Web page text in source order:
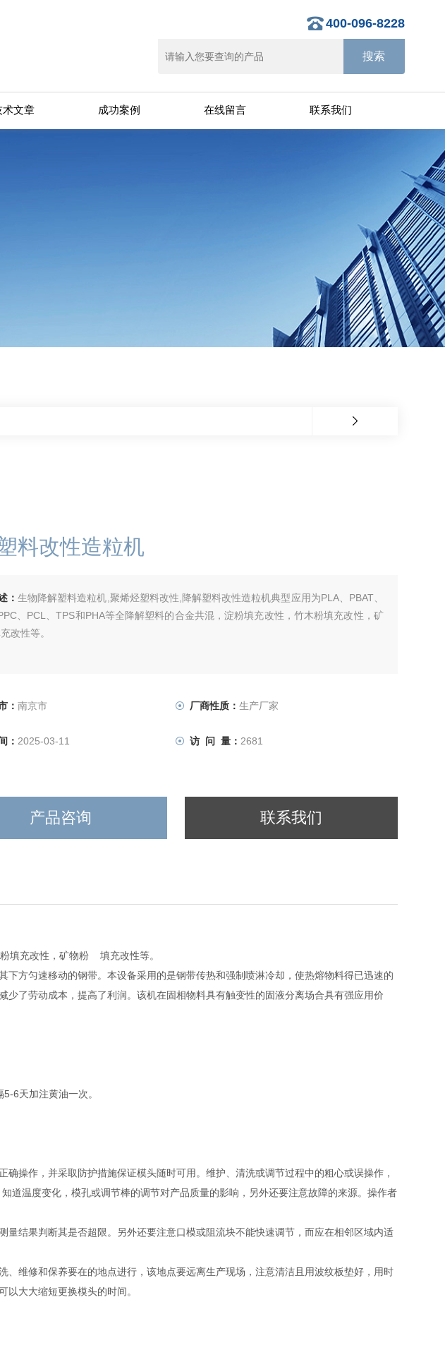
400-096-8228
术文章 成功案例 在线留言 联系我们
料改性造粒机
：生物降解塑料造粒机,聚烯烃塑料改性,降解塑料改性造粒机典型应用为PLA、PBAT、
、PCL、TPS和PHA等全降解塑料的合金共混，淀粉填充改性，竹木粉填充改性，矿
改性等。
： 南京市 厂商性质：生产厂家
： 2025-03-11 访 问 量： 2681
产品咨询 联系我们
填充改性，矿物粉 填充改性等。
方匀速移动的钢带。本设备采用的是钢带传热和强制喷淋冷却，使热熔物料得已迅速的
了劳动成本，提高了利润。该机在固相物料具有触变性的固液分离场合具有强应用价
6天加注黄油一次。
操作，并采取防护措施保证模头随时可用。维护、清洗或调节过程中的粗心或误操作，
道温度变化，模孔或调节棒的调节对产品质量的影响，另外还要注意故障的来源。操作者
结果判断其是否超限。另外还要注意口模或阻流块不能快速调节，而应在相邻区域内适
维修和保养要在的地点进行，该地点要远离生产现场，注意清洁且用波纹板垫好，用时
大大缩短更换模头的时间。